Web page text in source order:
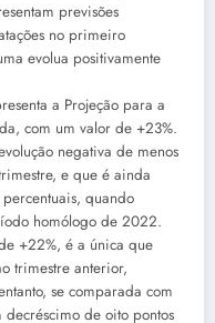
previsões
no primeiro
evolua positivamente
a Projeção para a
com um valor de +23%.
negativa de menos
e que é ainda
quando
homólogo de 2022.
+22%, é a única que
trimestre anterior,
se comparada com
de oito pontos